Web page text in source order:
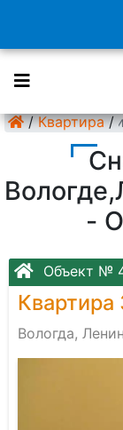
/ Квартира /
-
Объект №
Вологда,